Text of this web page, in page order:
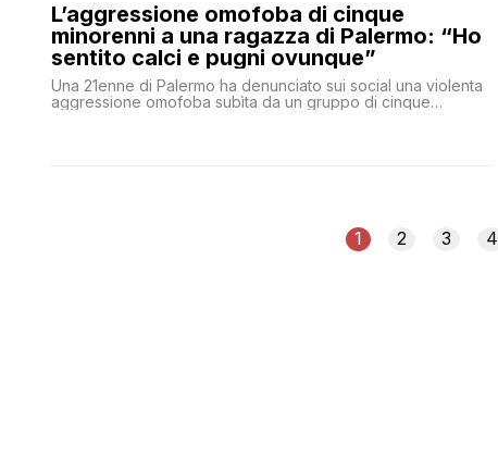
L’aggressione omofoba di cinque
minorenni a una ragazza di Palermo: “Ho
sentito calci e pugni ovunque”
Una 21enne di Palermo ha denunciato sui social una violenta
aggressione omofoba subìta da un gruppo di cinque
1 2 3 4